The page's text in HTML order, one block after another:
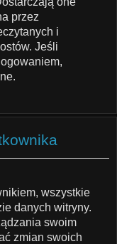
przez
i
Jeśli
wszystkie
danych witryny.
swoim
zmian swoich